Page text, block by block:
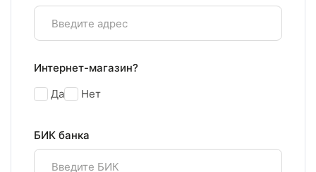
Интернет-магазин?
Да
Нет
БИК банка